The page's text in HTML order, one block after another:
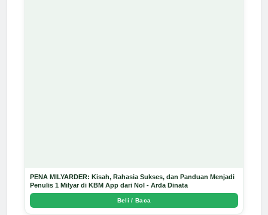
PENA MILYARDER: Kisah, Rahasia Sukses, dan Panduan Menjadi
Penulis 1 Milyar di KBM App dari Nol - Arda Dinata
Beli / Baca